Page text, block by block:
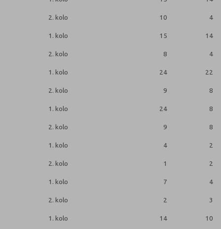
2. kolo 10 4
1. kolo 15 14
2. kolo 8 4
1. kolo 24 22
2. kolo 9 8
1. kolo 24 8
2. kolo 9 8
1. kolo 4 2
2. kolo 1 2
1. kolo 7 4
2. kolo 2 3
1. kolo 14 10